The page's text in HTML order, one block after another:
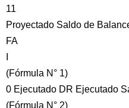
11
Proyectado Saldo de
FA
(Fórmula N° 1)
0 Ejecutado DR Ejecutado
(Fórmula N° 2)